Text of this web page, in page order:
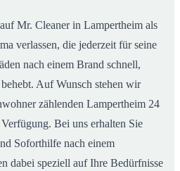
Mr. Cleaner in Lampertheim als
verlassen, die jederzeit für seine
nach einem Brand schnell,
Auf Wunsch stehen wir
zählenden Lampertheim 24
Bei uns erhalten Sie
Soforthilfe nach einem
dabei speziell auf Ihre Bedürfnisse